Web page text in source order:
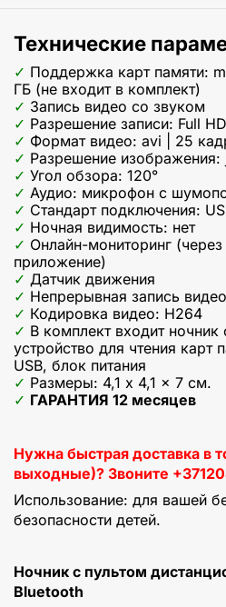
Технические
Поддержка карт памяти:
ГБ (не входит в комплект)
Запись видео со звуком
Разрешение записи: Full
Формат видео: avi | 25
Разрешение
Угол обзора: 120°
Аудио: микрофон с
Стандарт подключения:
Ночная видимость: нет
Онлайн-мониторинг
приложение)
Датчик движения
Непрерывная запись видео
Кодировка видео: H264
В комплект входит
устройство для чтения карт
USB, блок питания
Размеры: 4,1 x 4,1 x 7 см.
ГАРАНТИЯ 12 месяцев
Нужна быстрая доставка в
выходные)? Звоните
Использование: для вашей
безопасности детей.
Ночник с пультом
Bluetooth